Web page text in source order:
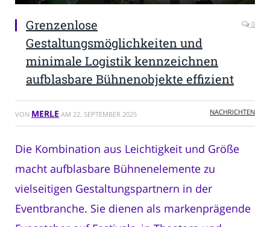
Grenzenlose
Gestaltungsmöglichkeiten und
minimale Logistik kennzeichnen
aufblasbare Bühnenobjekte effizient
0
VON MERLE AM 22. SEPTEMBER 2025 NACHRICHTEN
Die Kombination aus Leichtigkeit und Größe
macht aufblasbare Bühnenelemente zu
vielseitigen Gestaltungspartnern in der
Eventbranche. Sie dienen als markenprägende